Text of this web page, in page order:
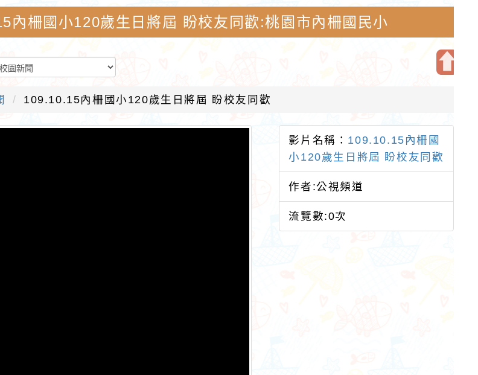
方
區
塊
內柵國小120歲生日將屆 盼校友同歡:桃園市內柵國民小
109.10.15內柵國小120歲生日將屆 盼校友同歡
影片名稱： 109.10.15內柵國
小120歲生日將屆 盼校友同歡
作者:公視頻道
流覽數:0次